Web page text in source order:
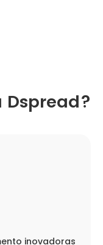
Dspread?
inovadoras